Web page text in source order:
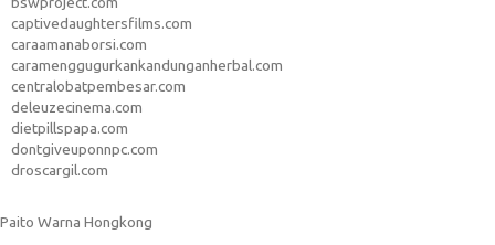
captivedaughtersfilms.com
caraamanaborsi.com
caramenggugurkankandunganherbal.com
centralobatpembesar.com
deleuzecinema.com
dietpillspapa.com
dontgiveuponnpc.com
droscargil.com
Paito Warna Hongkong